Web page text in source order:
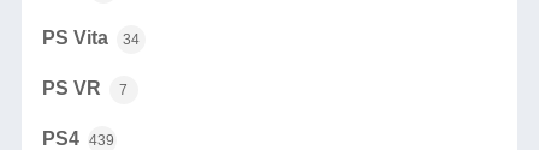
PS Vita 34
PS VR 7
PS4 439